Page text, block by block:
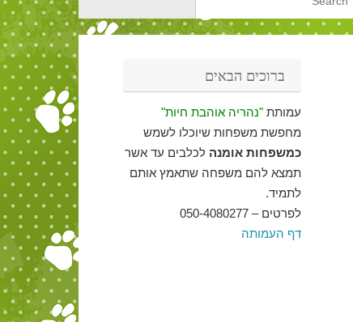
ברוכים הבאים
עמותת "נהריה אוהבת חיות"
מחפשת משפחות שיוכלו לשמש
כמשפחות אומנה לכלבים עד אשר
תמצא להם משפחה שתאמץ אותם
לתמיד.
לפרטים – 050-4080277
דף העמותה